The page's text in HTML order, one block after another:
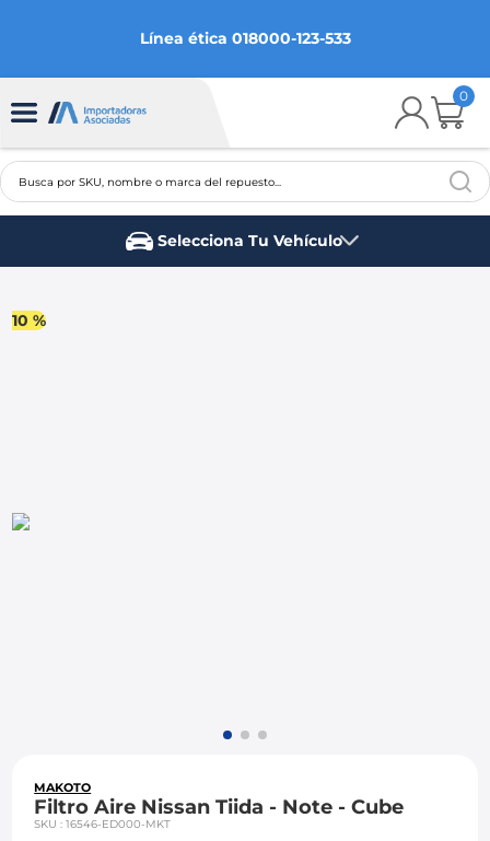
Línea ética 018000-123-533
0
Busca por SKU, nombre o marca del repuesto...
Selecciona Tu Vehículo
10 %
MAKOTO
Filtro Aire Nissan Tiida - Note - Cube
SKU:16546-ED000-MKT
3.
8